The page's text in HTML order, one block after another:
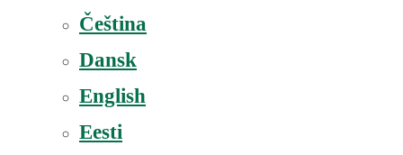
Čeština
Dansk
English
Eesti